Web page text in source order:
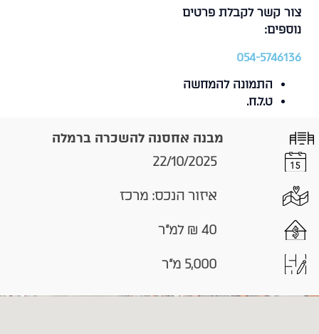
צור קשר לקבלת פרטים
נוספים:
054-5746136
התמונה להמחשה
ט.ל.ח.
מבנה אחסנה להשכרה ברמלה
22/10/2025
איזור הנכס: מרכז
40 ₪ למ"ר
5,000 מ"ר